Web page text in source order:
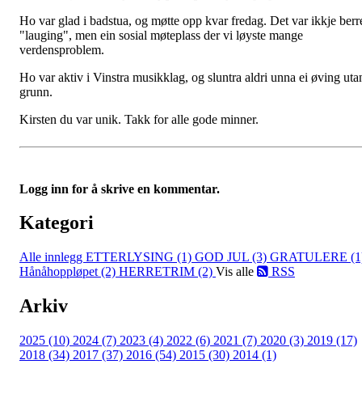
Ho var glad i badstua, og møtte opp kvar fredag. Det var ikkje
"lauging", men ein sosial møteplass der vi løyste mange
verdensproblem.
Ho var aktiv i Vinstra musikklag, og sluntra aldri unna ei øving
grunn.
Kirsten du var unik. Takk for alle gode minner.
Logg inn for å skrive en kommentar.
Kategori
Alle innlegg ETTERLYSING (1) GOD JUL (3) GRATULERE
Hånåhoppløpet (2) HERRETRIM (2) Vis alle RSS
Arkiv
2025 (10) 2024 (7) 2023 (4) 2022 (6) 2021 (7) 2020 (3) 2019 (17)
2018 (34) 2017 (37) 2016 (54) 2015 (30) 2014 (1)